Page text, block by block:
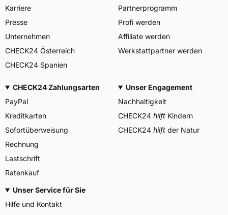
Allgemeine Produktsicherheit (GPSR)
Herstellerkontakt
BRIDGESTONE EU NV/SA,
Via del Fosso del Salceto
market.surveillance@bridges
Karriere
Presse
Unternehmen
CHECK24 Österreich
CHECK24 Spanien
Partnerprogramm
Profi werden
Affiliate werden
Werkstattpartner werden
CHECK24 Zahlungsarten
PayPal
Kreditkarten
Sofortüberweisung
Rechnung
Lastschrift
Ratenkauf
Unser Engagement
Nachhaltigkeit
CHECK24 hilft Kindern
CHECK24 hilft der Natur
Unser Service für Sie
Hilfe und Kontakt